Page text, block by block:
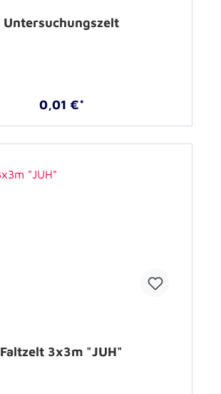
Untersuchungszelt
0,01 €*
Faltzelt 3x3m "JUH"